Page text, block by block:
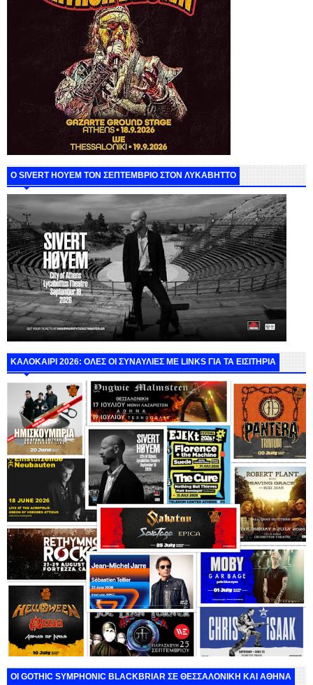
Ο SIVERT HOYEM ΤΟΝ ΣΕΠΤΕΜΒΡΙΟ ΣΤΟΝ ΛΥΚΑΒΗΤΤΟ
ΚΑΛΟΚΑΙΡΙ 2026: ΟΛΕΣ ΟΙ ΣΥΝΑΥΛΙΕΣ ΜΕ LINKS ΓΙΑ ΤΑ ΕΙΣΙΤΗΡΙΑ
ΟΙ GOTHIC SYMPHONIC BLACKBRIAR ΣΕ ΘΕΣΣΑΛΟΝΙΚΗ ΚΑΙ ΑΘΗΝΑ